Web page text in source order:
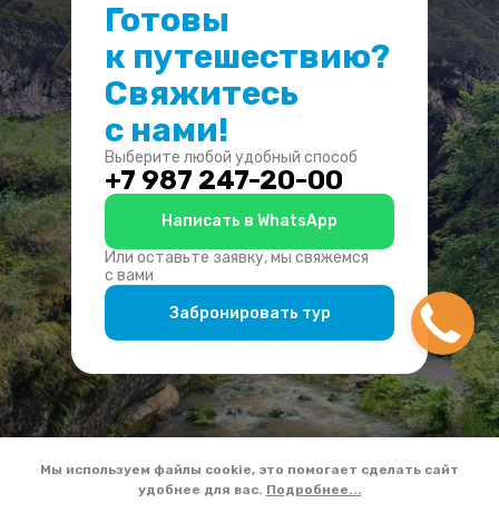
Мы используем файлы cookie, это помогает сделать сайт
удобнее для вас. Подробнее...
Готовы
к путешествию?
Свяжитесь
с нами!
Выберите любой удобный способ
+7 987 247-20-00
Написать в WhatsApp
Или оставьте заявку, мы свяжемся
с вами
Забронировать тур